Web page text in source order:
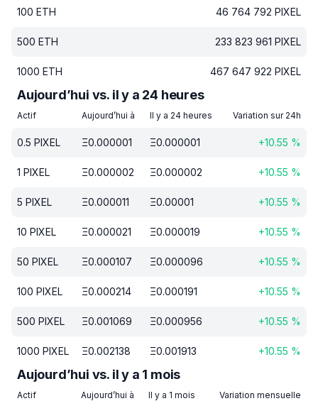
100 ETH 46 764 792 PIXEL
500 ETH 233 823 961 PIXEL
1000 ETH 467 647 922 PIXEL
Aujourd’hui vs. il y a 24 heures
Actif Aujourd’hui à Il y a 24 heures Variation sur 24h
0.5 PIXEL Ξ0.000001 Ξ0.000001 +10.55 %
1 PIXEL Ξ0.000002 Ξ0.000002 +10.55 %
5 PIXEL Ξ0.000011 Ξ0.00001 +10.55 %
10 PIXEL Ξ0.000021 Ξ0.000019 +10.55 %
50 PIXEL Ξ0.000107 Ξ0.000096 +10.55 %
100 PIXEL Ξ0.000214 Ξ0.000191 +10.55 %
500 PIXEL Ξ0.001069 Ξ0.000956 +10.55 %
1000 PIXEL Ξ0.002138 Ξ0.001913 +10.55 %
Aujourd’hui vs. il y a 1 mois
Actif Aujourd’hui à Il y a 1 mois Variation mensuelle